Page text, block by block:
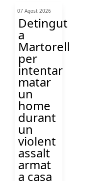
07 Agost 2026
Detingut
a
Martorell
per
intentar
matar
un
home
durant
un
violent
assalt
armat
a casa